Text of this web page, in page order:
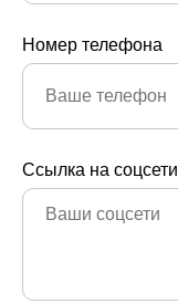
Номер телефона
Ссылка на соцсети